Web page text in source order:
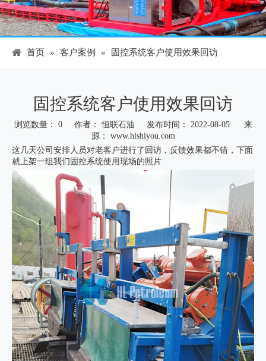
首页 » 客户案例 » 固控系统客户使用效果回访
固控系统客户使用效果回访
浏览数量： 0作者： 恒联石油 发布时间： 2022-08-05 来
源： www.hlshiyou.com
这几天公司安排人员对老客户进行了回访，反馈效果都不错，下面
就上架一组我们固控系统使用现场的照片